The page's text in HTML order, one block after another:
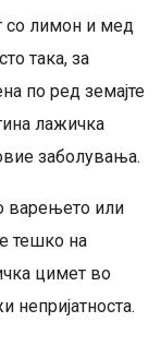
со лимон и мед
така, за
по ред земајте
лажичка
заболувања.
варењето или
тешко на
цимет во
непријатноста.